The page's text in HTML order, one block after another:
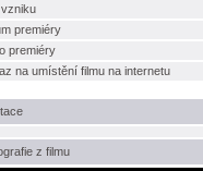
premiéry
premiéry
na umístění filmu na internetu
z filmu